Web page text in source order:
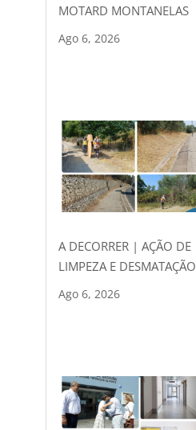
MOTARD MONTANELAS
Ago 6, 2026
A DECORRER | AÇÃO DE
LIMPEZA E DESMATAÇÃO
Ago 6, 2026